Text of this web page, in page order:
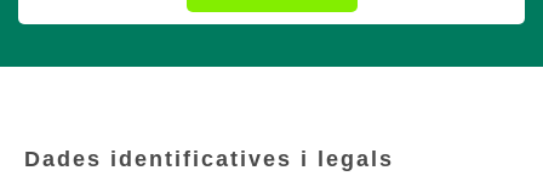
Dades identificatives i legals